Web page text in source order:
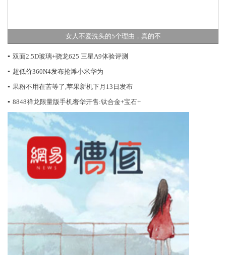
女人不爱洗头的5个理由，真的不
▪ 双面2.5D玻璃+骁龙625 三星A9体验评测
▪ 超低价360N4发布抢滩小米华为
▪ 果粉不用在苦等了,苹果新机下月13日发布
▪ 8848祥龙限量版手机奢华开售:钛合金+宝石+